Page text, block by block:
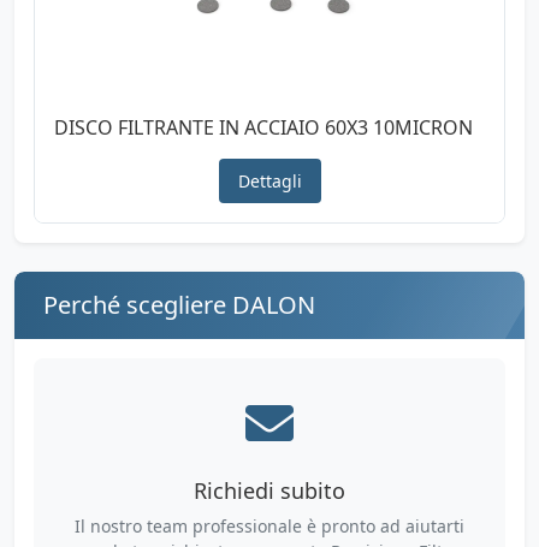
DISCO FILTRANTE IN ACCIAIO 60X3 10MICRON
Dettagli
Perché scegliere DALON
Richiedi subito
Il nostro team professionale è pronto ad aiutarti